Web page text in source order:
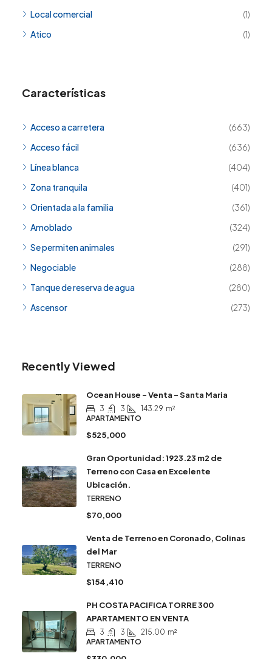
Local comercial
(1)
Atico
(1)
Características
Acceso a carretera
(663)
Acceso fácil
(636)
Línea blanca
(404)
Zona tranquila
(401)
Orientada a la familia
(361)
Amoblado
(324)
Se permiten animales
(291)
Negociable
(288)
Tanque de reserva de agua
(280)
Ascensor
(273)
Recently Viewed
Ocean House – Venta – Santa Maria
3 3 143.29 m²
APARTAMENTO
$525,000
Gran Oportunidad: 1923.23 m2 de
Terreno con Casa en Excelente
Ubicación.
TERRENO
$70,000
Venta de Terreno en Coronado, Colinas
del Mar
TERRENO
$154,410
PH COSTA PACIFICA TORRE 300
APARTAMENTO EN VENTA
3 3 215.00 m²
APARTAMENTO